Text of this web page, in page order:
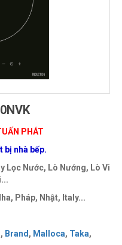
PHÁT
bị nhà bếp.
Lọc Nước, Lò Nướng, Lò Vi
Pháp, Nhật, Italy...
, Brand, Malloca, Taka,